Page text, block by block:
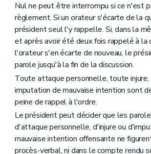
Nul ne peut être interrompu si ce n'est
règlement. Si un orateur s'écarte de la
président seul l'y rappelle. Si, dans la
et après avoir été deux fois rappelé à la
l'orateur s'en écarte de nouveau, le
parole jusqu'à la fin de la discussion.
Toute attaque personnelle, toute
imputation de mauvaise intention sont
peine de rappel à l'ordre.
Le président peut décider que les
d'attaque personnelle, d'injure ou
mauvaise intention offensante ne
procès-verbal, ni dans le compte rendu